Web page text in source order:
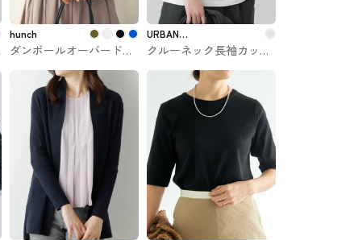
hunch
ダンボールオーバードル
マンスウェット hunchの
トップス
URBAN
RESEARCH
クルーネック長袖カット
ソー URBAN RESEARCH
で購入できるかぐれ